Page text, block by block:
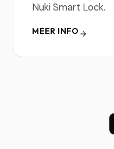
Nuki Smart Lock.
MEER INFO